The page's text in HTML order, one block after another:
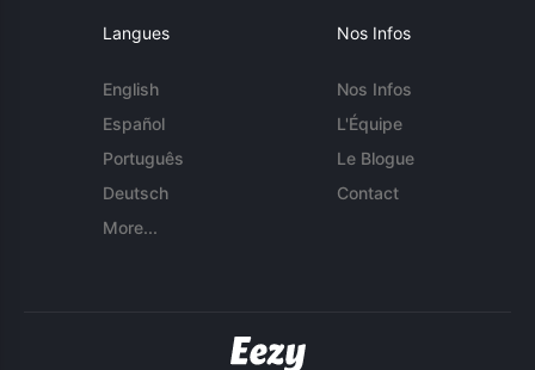
Langues
English
Español
Português
Deutsch
More...
Nos Infos
Nos Infos
L'Équipe
Le Blogue
Contact